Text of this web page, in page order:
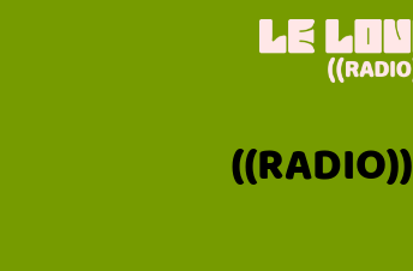
((RADIO))